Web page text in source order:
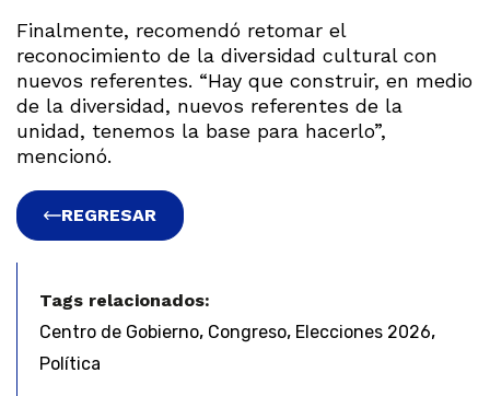
Finalmente, recomendó retomar el
reconocimiento de la diversidad cultural con
nuevos referentes. “Hay que construir, en medio
de la diversidad, nuevos referentes de la
unidad, tenemos la base para hacerlo”,
mencionó.
REGRESAR
Tags relacionados:
Centro de Gobierno, Congreso, Elecciones 2026,
Política